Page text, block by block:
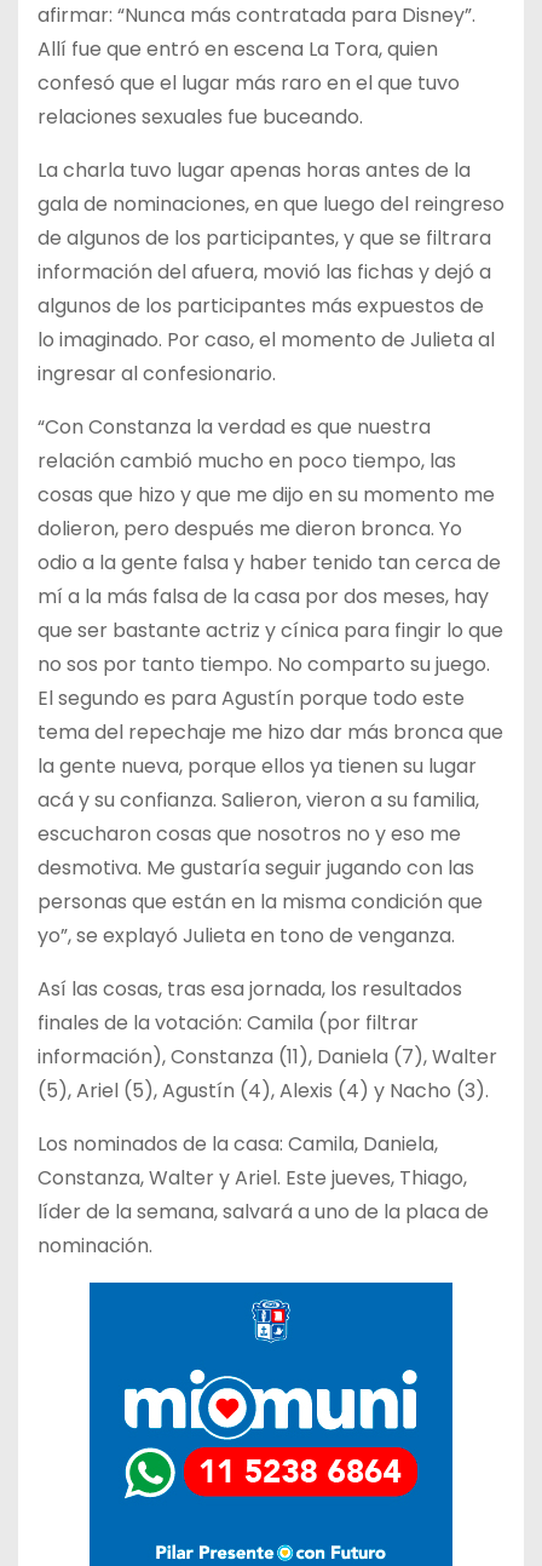
afirmar: “Nunca más contratada para Disney”.
Allí fue que entró en escena La Tora, quien
confesó que el lugar más raro en el que tuvo
relaciones sexuales fue buceando.
La charla tuvo lugar apenas horas antes de la
gala de nominaciones, en que luego del reingreso
de algunos de los participantes, y que se filtrara
información del afuera, movió las fichas y dejó a
algunos de los participantes más expuestos de
lo imaginado. Por caso, el momento de Julieta al
ingresar al confesionario.
“Con Constanza la verdad es que nuestra
relación cambió mucho en poco tiempo, las
cosas que hizo y que me dijo en su momento me
dolieron, pero después me dieron bronca. Yo
odio a la gente falsa y haber tenido tan cerca de
mí a la más falsa de la casa por dos meses, hay
que ser bastante actriz y cínica para fingir lo que
no sos por tanto tiempo. No comparto su juego.
El segundo es para Agustín porque todo este
tema del repechaje me hizo dar más bronca que
la gente nueva, porque ellos ya tienen su lugar
acá y su confianza. Salieron, vieron a su familia,
escucharon cosas que nosotros no y eso me
desmotiva. Me gustaría seguir jugando con las
personas que están en la misma condición que
yo”, se explayó Julieta en tono de venganza.
Así las cosas, tras esa jornada, los resultados
finales de la votación: Camila (por filtrar
información), Constanza (11), Daniela (7), Walter
(5), Ariel (5), Agustín (4), Alexis (4) y Nacho (3).
Los nominados de la casa: Camila, Daniela,
Constanza, Walter y Ariel. Este jueves, Thiago,
líder de la semana, salvará a uno de la placa de
nominación.